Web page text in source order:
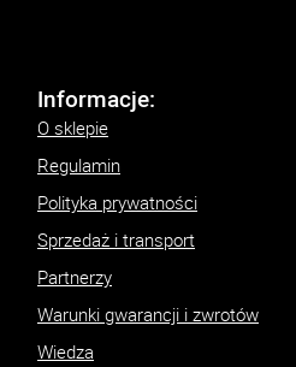
Informacje:
O sklepie
Regulamin
Polityka prywatności
Sprzedaż i transport
Partnerzy
Warunki gwarancji i zwrotów
Wiedza